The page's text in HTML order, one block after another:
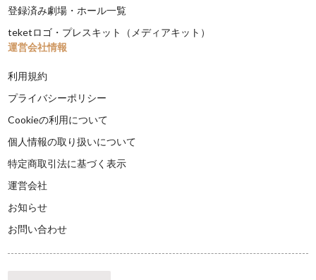
登録済み劇場・ホール一覧
teketロゴ・プレスキット（メディアキット）
運営会社情報
利用規約
プライバシーポリシー
Cookieの利用について
個人情報の取り扱いについて
特定商取引法に基づく表示
運営会社
お知らせ
お問い合わせ